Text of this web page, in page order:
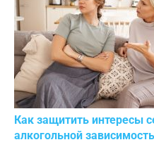
Как защитить интересы
алкогольной